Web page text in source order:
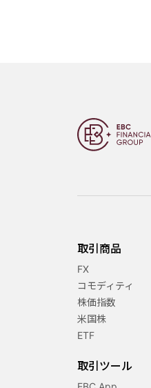
取引商品
FX
コモディティ
株価指数
米国株
ETF
取引ツール